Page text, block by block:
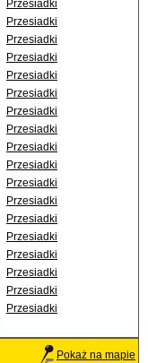
Przesiadki
Przesiadki
Przesiadki
Przesiadki
Przesiadki
Przesiadki
Przesiadki
Przesiadki
Przesiadki
Przesiadki
Przesiadki
Przesiadki
Przesiadki
Przesiadki
Przesiadki
Przesiadki
Przesiadki
Przesiadki
Pokaż na mapie